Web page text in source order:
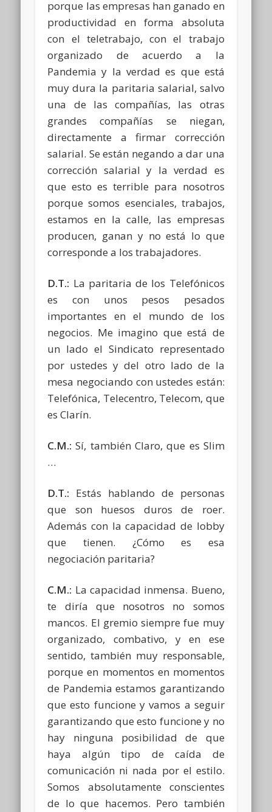
porque las empresas han ganado en
productividad en forma absoluta
con el teletrabajo, con el trabajo
organizado de acuerdo a la
Pandemia y la verdad es que está
muy dura la paritaria salarial, salvo
una de las compañías, las otras
grandes compañías se niegan,
directamente a firmar corrección
salarial. Se están negando a dar una
corrección salarial y la verdad es
que esto es terrible para nosotros
porque somos esenciales, trabajos,
estamos en la calle, las empresas
producen, ganan y no está lo que
corresponde a los trabajadores.
D.T.: La paritaria de los Telefónicos
es con unos pesos pesados
importantes en el mundo de los
negocios. Me imagino que está de
un lado el Sindicato representado
por ustedes y del otro lado de la
mesa negociando con ustedes están:
Telefónica, Telecentro, Telecom, que
es Clarín.
C.M.: Sí, también Claro, que es Slim
…
D.T.: Estás hablando de personas
que son huesos duros de roer.
Además con la capacidad de lobby
que tienen. ¿Cómo es esa
negociación paritaria?
C.M.: La capacidad inmensa. Bueno,
te diría que nosotros no somos
mancos. El gremio siempre fue muy
organizado, combativo, y en ese
sentido, también muy responsable,
porque en momentos en momentos
de Pandemia estamos garantizando
que esto funcione y vamos a seguir
garantizando que esto funcione y no
hay ninguna posibilidad de que
haya algún tipo de caída de
comunicación ni nada por el estilo.
Somos absolutamente conscientes
de lo que hacemos. Pero también